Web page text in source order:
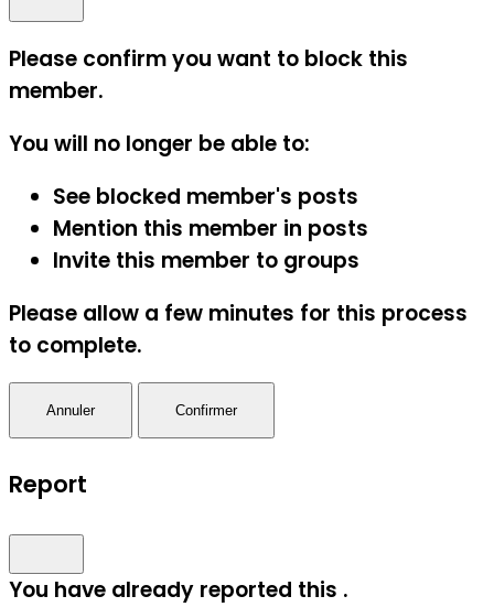
Please confirm you want to block this
member.
You will no longer be able to:
See blocked member's posts
Mention this member in posts
Invite this member to groups
Please allow a few minutes for this process
to complete.
Confirmer
Report
You have already reported this .